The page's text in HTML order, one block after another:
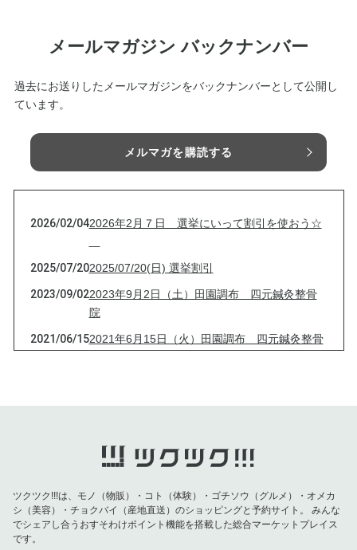
メールマガジン バックナンバー
過去にお送りしたメールマガジンをバックナンバーとして公開し
ています。
メルマガを購読する
2026/02/042026年2月７日 選挙にいって割引を使おう☆
2025/07/202025/07/20(日) 選挙割引
2023/09/022023年9月2日（土）田園調布 四元鍼灸整骨
院
2021/06/152021年6月15日（火）田園調布 四元鍼灸整骨
院
2021/03/03 2021年3月3日（水）田園調布 四元鍼灸整骨
ツクツク!!!は、モノ（物販）・コト（体験）・ゴチソウ（グルメ）・オメカ
シ（美容）・チョクバイ（産地直送）のショッピングと予約サイト。
みんな
でシェアし合うおすそわけポイント機能を搭載した総合マーケットプレイス
です。